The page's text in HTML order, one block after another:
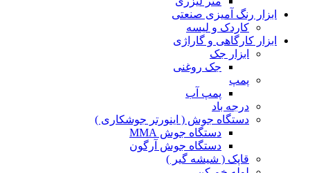
ابزار رنگ آمیزی صنعتی
کاردک و لیسه
ابزار کارگاهی و گاراژی
ابزار جک
جک روغنی
پمپ
پمپ آب
درجه باد
دستگاه جوش ( اینورتر جوشکاری )
دستگاه جوش MMA
دستگاه جوش آرگون
قاپک ( شیشه گیر )